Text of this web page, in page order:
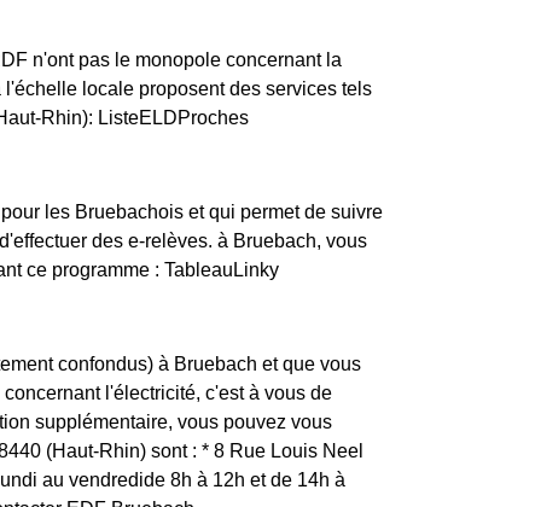
n'ont pas le monopole concernant la
locale proposent des services tels
Rhin): ListeELDProches
les Bruebachois et qui permet de suivre
des e-relèves. à Bruebach, vous
ce programme : TableauLinky
confondus) à Bruebach et que vous
l'électricité, c'est à vous de
supplémentaire, vous pouvez vous
(Haut-Rhin) sont : * 8 Rue Louis Neel
au vendredide 8h à 12h et de 14h à